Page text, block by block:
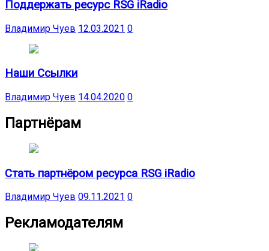
Поддержать ресурс RSG iRadio
Владимир Чуев 12.03.2021 0
Наши Ссылки
Владимир Чуев 14.04.2020 0
Партнёрам
Стать партнёром ресурса RSG iRadio
Владимир Чуев 09.11.2021 0
Рекламодателям